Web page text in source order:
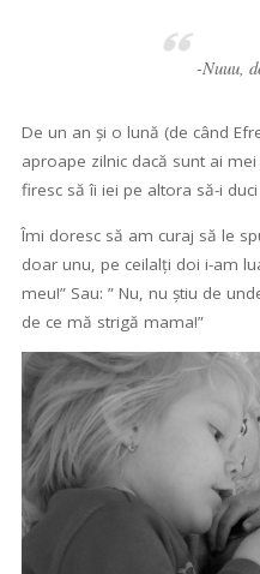
-Nuuu,
​De un an și o lună (de când
aproape zilnic dacă sunt ai
firesc să îi iei pe altora să-i
Îmi doresc să am curaj să le
doar unu, pe ceilalți doi i-am
meu!” Sau: ” Nu, nu știu de
de ce mă strigă mama!”